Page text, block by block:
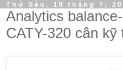
Thứ Sáu, 10 tháng 7,
Analytics
CATY-320 cân